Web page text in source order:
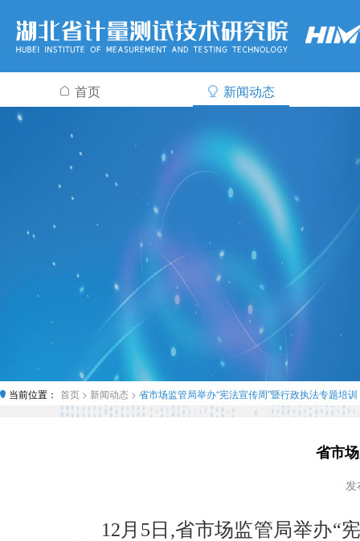
首页 新闻动态
当前位置： 首页 > 新闻动态 > 省市场监管局举办“宪法宣传周”暨行政执法专题培训
省市
发
12月5日,省市场监管局举办“